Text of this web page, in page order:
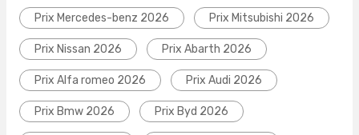
Prix Mercedes-benz 2026 Prix Mitsubishi 2026
Prix Nissan 2026 Prix Abarth 2026
Prix Alfa romeo 2026 Prix Audi 2026
Prix Bmw 2026 Prix Byd 2026